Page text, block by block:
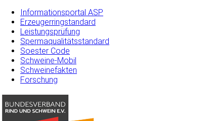
Informationsportal ASP
Erzeugerringstandard
Leistungsprüfung
Spermaqualitätsstandard
Soester Code
Schweine-Mobil
Schweinefakten
Forschung